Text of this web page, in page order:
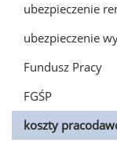
ubezpieczenie
ubezpieczenie
Fundusz Pracy
FGŚP
koszty